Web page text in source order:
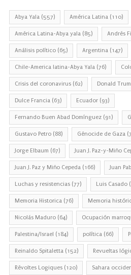
Abya Yala (557) América Latina (110)
América Latina-Abya yala (85) Andrés
Análisis político (65) Argentina (147)
Chile-America latina-Abya Yala (76)
Crisis del coronavirus (62) Donald
Dulce Francia (63) Ecuador (93)
Fernando Buen Abad Domínguez (91)
Gustavo Petro (88) Génocide de Gaza
Jorge Elbaum (67) Juan J. Paz-y-Miño
Juan J. Paz y Miño Cepeda (166) Juan
Luchas y resistencias (77) Luis Casado
Memoria Historica (76) Memoria
Nicolás Maduro (64) Ocupación
Palestina/Israel (184) política (66)
Reinaldo Spitaletta (152) Revueltas
Révoltes Logiques (120) Sahara